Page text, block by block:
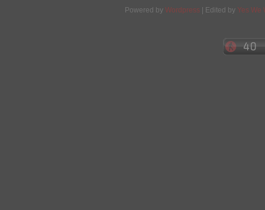
Powered by Wordpress | Edited by Yes We